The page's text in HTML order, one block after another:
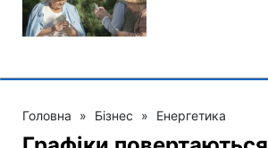
Головна » Бізнес » Енергетика